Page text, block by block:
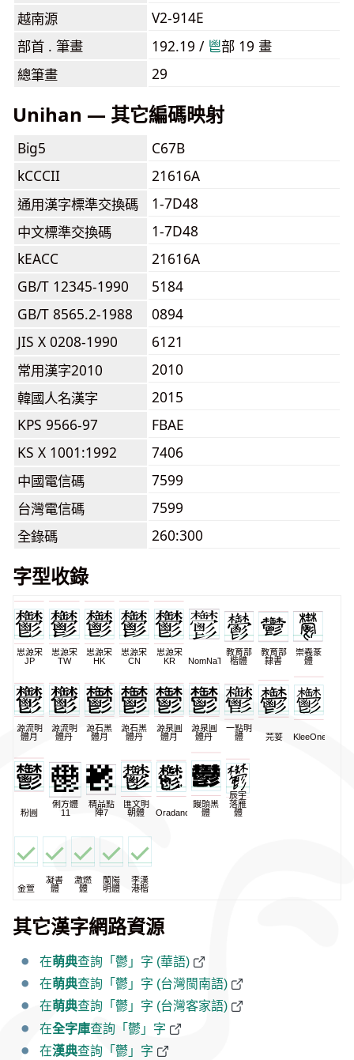
越南源
V2-914E
部首 . 筆畫
192.19 / ⾿部 19 畫
總筆畫
29
Unihan — 其它編碼映射
Big5
C67B
kCCCII
21616A
通用漢字標準交換碼
1-7D48
中文標準交換碼
1-7D48
kEACC
21616A
GB/T 12345-1990
5184
GB/T 8565.2-1988
0894
JIS X 0208-1990
6121
常用漢字2010
2010
韓國人名漢字
2015
KPS 9566-97
FBAE
KS X 1001:1992
7406
中國電信碼
7599
台灣電信碼
7599
全錄碼
260:300
字型收錄
思源宋
JP
思源宋
TW
思源宋
HK
思源宋
CN
思源宋
KR
NomNaTong
教育部
楷體
教育部
隸書
崇羲篆
體
源流明
體月
源流明
體丹
源石黑
體月
源石黑
體丹
源泉圓
體月
源泉圓
體丹
一點明
體
芫荽 KleeOne
粉圓
俐方體
11
精品點
陣7
匯文明
朝體
Oradano
饅頭黑
體
辰宇
落雁
體
金萱
凝書
體
激燃
體
蘭陽
明體
李漢
港楷
其它漢字網路資源
在萌典查詢「鬱」字 (華語)
在萌典查詢「鬱」字 (台灣閩南語)
在萌典查詢「鬱」字 (台灣客家語)
在全字庫查詢「鬱」字
在漢典查詢「鬱」字